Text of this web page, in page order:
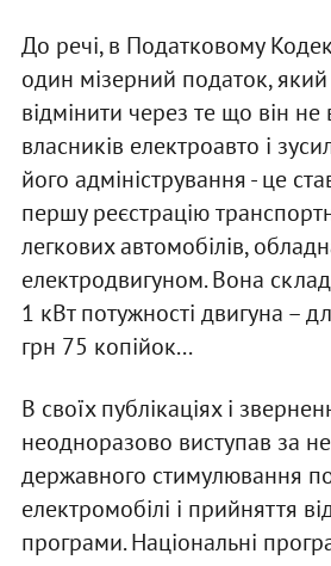
До речі, в Податковому
один мізерний податок,
відмінити через те що він
власників електроавто і
його адміністрування - це
першу реєстрацію
легкових автомобілів,
електродвигуном. Вона
1 кВт потужності двигуна –
грн 75 копійок...
В своїх публікаціях і
неодноразово виступав за
державного стимулювання
електромобілі і прийняття
програми. Національні